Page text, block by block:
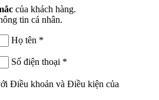
của khách hàng.
tin cá nhân.
Họ tên *
Số điện thoại *
Điều khoản và Điều kiện của